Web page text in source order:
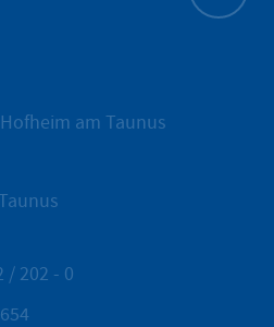
am Taunus
/ 202 - 0